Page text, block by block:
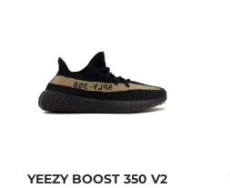
YEEZY BOOST 350 V2